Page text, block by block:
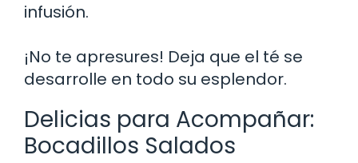
infusión.
¡No te apresures! Deja que el té se
desarrolle en todo su esplendor.
Delicias para Acompañar:
Bocadillos Salados